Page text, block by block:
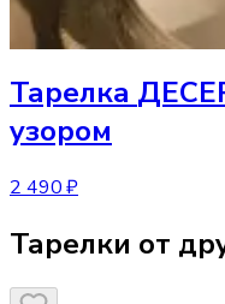
Тарелка
узором
2 490 ₽
Тарелки от